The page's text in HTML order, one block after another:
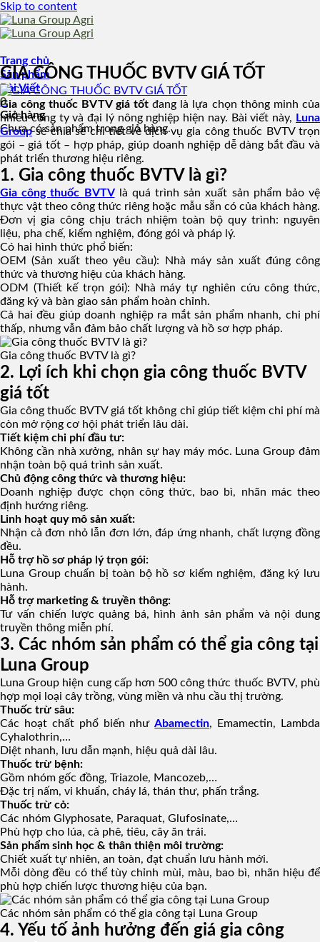
Skip to content
Trang chủ
Sản phẩm
Bài Viết
0
Giỏ hàng
Chưa có sản phẩm trong giỏ hàng.
GIA CÔNG THUỐC BVTV GIÁ TỐT
Gia công thuốc BVTV giá tốtđang là lựa chọn thông minh của
nhiều công ty và đại lý nông nghiệp hiện nay. Bài viết này, Luna
Groupsẽ chia sẻ chi tiết về dịch vụ gia công thuốc BVTV trọn
gói – giá tốt – hợp pháp, giúp doanh nghiệp dễ dàng bắt đầu và
phát triển thương hiệu riêng.
1. Gia công thuốc BVTV là gì?
Gia công thuốc BVTVlà quá trình sản xuất sản phẩm bảo vệ
thực vật theo công thức riêng hoặc mẫu sẵn có của khách hàng.
Đơn vị gia công chịu trách nhiệm toàn bộ quy trình: nguyên
liệu, pha chế, kiểm nghiệm, đóng gói và pháp lý.
Có hai hình thức phổ biến:
OEM (Sản xuất theo yêu cầu): Nhà máy sản xuất đúng công
thức và thương hiệu của khách hàng.
ODM (Thiết kế trọn gói): Nhà máy tự nghiên cứu công thức,
đăng ký và bàn giao sản phẩm hoàn chỉnh.
Cả hai đều giúp doanh nghiệp ra mắt sản phẩm nhanh, chi phí
thấp, nhưng vẫn đảm bảo chất lượng và hồ sơ hợp pháp.
Gia công thuốc BVTV là gì?
2. Lợi ích khi chọn gia công thuốc BVTV
giá tốt
Gia công thuốc BVTV giá tốt không chỉ giúp tiết kiệm chi phí mà
còn mở rộng cơ hội phát triển lâu dài.
Tiết kiệm chi phí đầu tư:
Không cần nhà xưởng, nhân sự hay máy móc. Luna Group đảm
nhận toàn bộ quá trình sản xuất.
Chủ động công thức và thương hiệu:
Doanh nghiệp được chọn công thức, bao bì, nhãn mác theo
định hướng riêng.
Linh hoạt quy mô sản xuất:
Nhận cả đơn nhỏ lẫn đơn lớn, đáp ứng nhanh, chất lượng đồng
đều.
Hỗ trợ hồ sơ pháp lý trọn gói:
Luna Group chuẩn bị toàn bộ hồ sơ kiểm nghiệm, đăng ký lưu
hành.
Hỗ trợ marketing & truyền thông:
Tư vấn chiến lược quảng bá, hình ảnh sản phẩm và nội dung
truyền thông miễn phí.
3. Các nhóm sản phẩm có thể gia công tại
Luna Group
Luna Group hiện cung cấp hơn 500 công thức thuốc BVTV, phù
hợp mọi loại cây trồng, vùng miền và nhu cầu thị trường.
Thuốc trừ sâu:
Các hoạt chất phổ biến nhưAbamectin, Emamectin, Lambda
Cyhalothrin,…
Diệt nhanh, lưu dẫn mạnh, hiệu quả dài lâu.
Thuốc trừ bệnh:
Gồm nhóm gốc đồng, Triazole, Mancozeb,…
Đặc trị nấm, vi khuẩn, cháy lá, thán thư, phấn trắng.
Thuốc trừ cỏ:
Các nhóm Glyphosate, Paraquat, Glufosinate,…
Phù hợp cho lúa, cà phê, tiêu, cây ăn trái.
Sản phẩm sinh học & thân thiện môi trường:
Chiết xuất tự nhiên, an toàn, đạt chuẩn lưu hành mới.
Mỗi dòng đều có thể tùy chỉnh mùi, màu, bao bì, nhãn hiệu để
phù hợp chiến lược thương hiệu của bạn.
Các nhóm sản phẩm có thể gia công tại Luna Group
4. Yếu tố ảnh hưởng đến giá gia công